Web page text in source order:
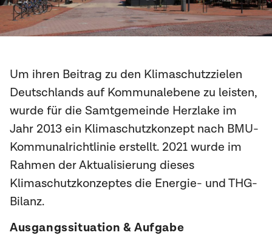
Um ihren Beitrag zu den Klimaschutzzielen
Deutschlands auf Kommunalebene zu leisten,
wurde für die Samtgemeinde Herzlake im
Jahr 2013 ein Klimaschutzkonzept nach BMU-
Kommunalrichtlinie erstellt. 2021 wurde im
Rahmen der Aktualisierung dieses
Klimaschutzkonzeptes die Energie- und THG-
Bilanz.
Ausgangssituation & Aufgabe